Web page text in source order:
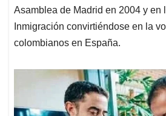
Asamblea de Madrid en 2004 y en
Inmigración convirtiéndose en la
colombianos en España.